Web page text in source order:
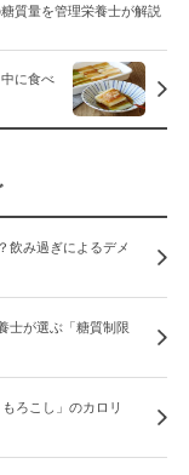
質量を管理栄養士が解説
に食べ
飲み過ぎによるデメ
士が選ぶ「糖質制限
ろこし」のカロリ